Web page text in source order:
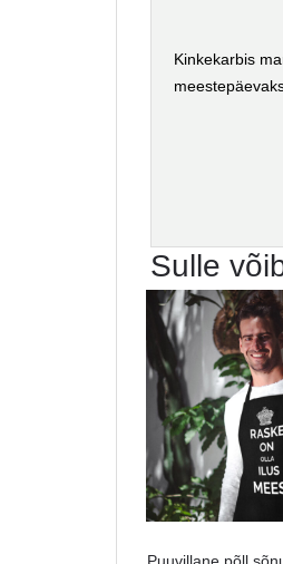
Kinkekarbis
Sulle